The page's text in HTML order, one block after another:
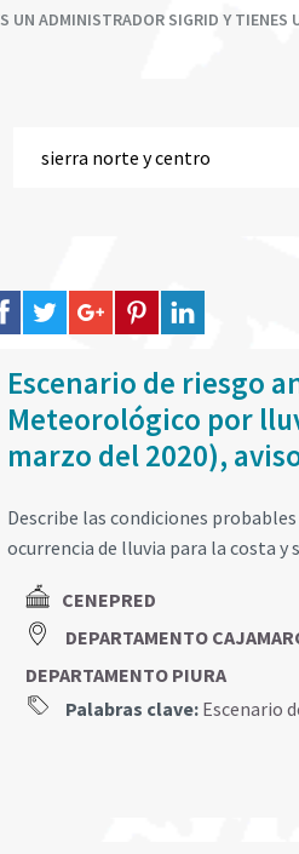
UN ADMINISTRADOR SIGRID Y
Escenario de riesgo
Meteorológico por
marzo del 2020),
Describe las condiciones
ocurrencia de lluvia para la costa y
CENEPRED
DEPARTAMENTO
DEPARTAMENTO PIURA
Palabras clave: Escenario